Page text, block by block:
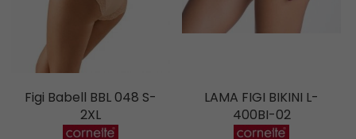
Figi Babell BBL 048 S-
2XL
LAMA FIGI BIKINI L-
400BI-02